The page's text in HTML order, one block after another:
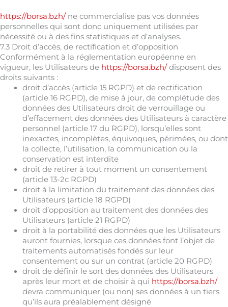
https://borsa.bzh/ne commercialise pas vos données
personnelles qui sont donc uniquement utilisées par
nécessité ou à des fins statistiques et d’analyses.
7.3 Droit d’accès, de rectification et d’opposition
Conformément à la réglementation européenne en
vigueur, les Utilisateurs de https://borsa.bzh/disposent des
droits suivants :
droit d’accès (article 15 RGPD) et de rectification
(article 16 RGPD), de mise à jour, de complétude des
données des Utilisateurs droit de verrouillage ou
d’effacement des données des Utilisateurs à caractère
personnel (article 17 du RGPD), lorsqu’elles sont
inexactes, incomplètes, équivoques, périmées, ou dont
la collecte, l’utilisation, la communication ou la
conservation est interdite
droit de retirer à tout moment un consentement
(article 13-2c RGPD)
droit à la limitation du traitement des données des
Utilisateurs (article 18 RGPD)
droit d’opposition au traitement des données des
Utilisateurs (article 21 RGPD)
droit à la portabilité des données que les Utilisateurs
auront fournies, lorsque ces données font l’objet de
traitements automatisés fondés sur leur
consentement ou sur un contrat (article 20 RGPD)
droit de définir le sort des données des Utilisateurs
après leur mort et de choisir à qui https://borsa.bzh/
devra communiquer (ou non) ses données à un tiers
qu’ils aura préalablement désigné